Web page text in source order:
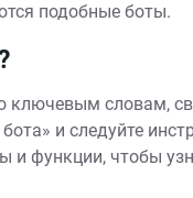
подобные боты.
ключевым словам,
и следуйте
и функции, чтобы